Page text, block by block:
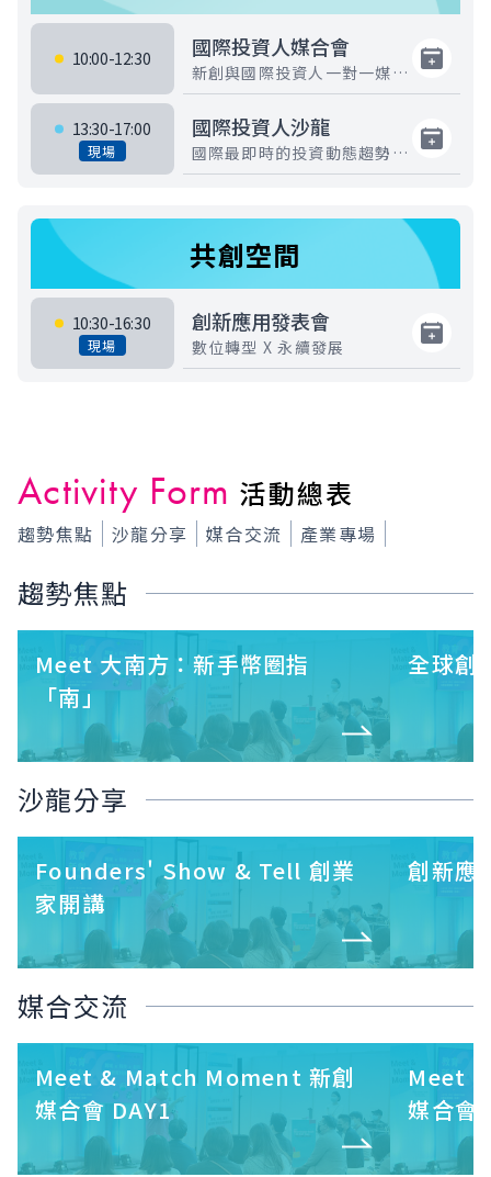
10:00-12:30 國際投資人媒合會
新創與國際投資人一對一媒合
機會
13:30-17:00
現場
國際投資人沙龍
國際最即時的投資動態趨勢分
享
共創空間
10:30-16:30
現場
創新應用發表會
數位轉型 X 永續發展
Activity Form 活動總表
趨勢焦點 沙龍分享 媒合交流 產業專場
趨勢焦點
Meet 大南方：新手幣圈指
「南」
全球創
沙龍分享
Founders' Show & Tell 創業
家開講
創新應
媒合交流
Meet & Match Moment 新創
媒合會 DAY1
Meet
媒合會